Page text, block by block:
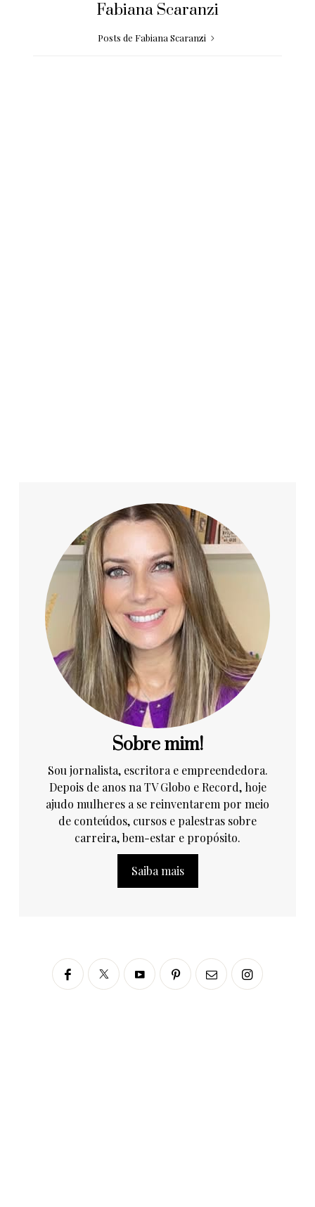
Fabiana Scaranzi
Posts de Fabiana Scaranzi
Sobre mim!
Sou jornalista, escritora e empreendedora.
Depois de anos na TV Globo e Record, hoje
ajudo mulheres a se reinventarem por meio
de conteúdos, cursos e palestras sobre
carreira, bem-estar e propósito.
Saiba mais